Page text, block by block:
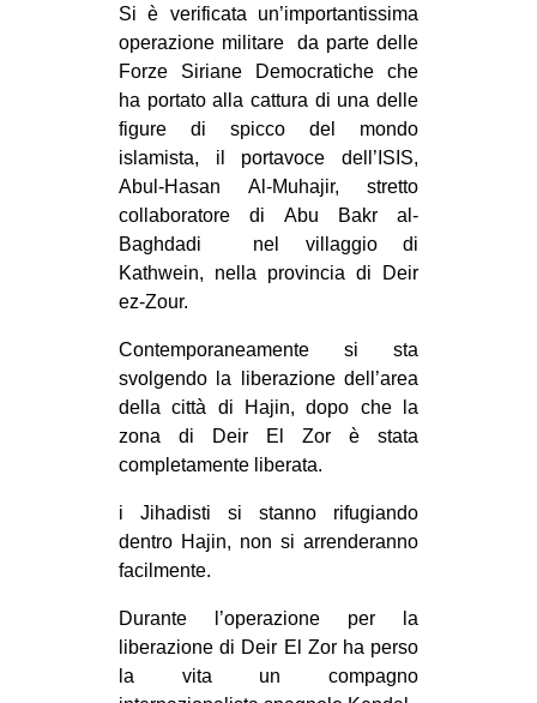
MIGRAZIONI
PRECARIATO
REPRESSIONE
STUDENTI
CULTURE
ARTE
CINEMA
MUSICA
RECENSIONI
INTERNAZIONALE
AFRICA
AMERICHE
ESTREMO ORIENTE
EUROPA
Si è verificata un’importantissima
operazione militare da parte delle
Forze Siriane Democratiche che
ha portato alla cattura di una delle
figure di spicco del mondo
islamista, il portavoce dell’ISIS,
Abul-Hasan Al-Muhajir, stretto
collaboratore di Abu Bakr al-
Baghdadi nel villaggio di
Kathwein, nella provincia di Deir
ez-Zour.
Contemporaneamente si sta
svolgendo la liberazione dell’area
della città di Hajin, dopo che la
zona di Deir El Zor è stata
completamente liberata.
i Jihadisti si stanno rifugiando
dentro Hajin, non si arrenderanno
facilmente.
Durante l’operazione per la
liberazione di Deir El Zor ha perso
la vita un compagno